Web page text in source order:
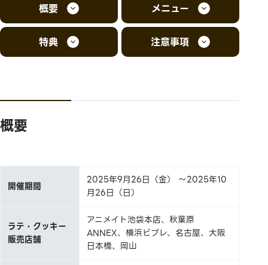
概要 メニュー
特典 注意事項
概要
開催期間
2025年9月26日（金） ～2025年10
月26日（日）
ラテ・クッキー
販売店舗
アニメイト池袋本店、秋葉原
ANNEX、横浜ビブレ、名古屋、大阪
日本橋、岡山